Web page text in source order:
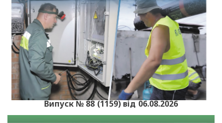
Випуск № 88 (1159) від 06.08.2026